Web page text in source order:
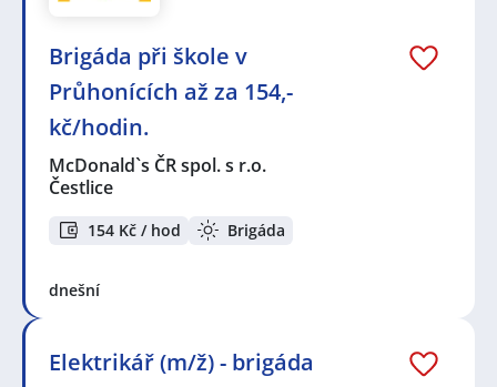
Brigáda při škole v
Průhonících až za 154,-
kč/hodin.
McDonald`s ČR spol. s r.o.
Čestlice
154 Kč / hod Brigáda
dnešní
Elektrikář (m/ž) - brigáda